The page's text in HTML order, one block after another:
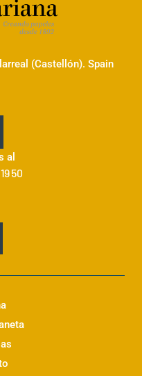
(Castellón). Spain
al
50